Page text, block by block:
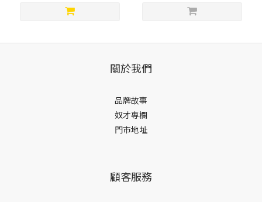
關於我們
品牌故事
奴才專欄
門市地址
顧客服務